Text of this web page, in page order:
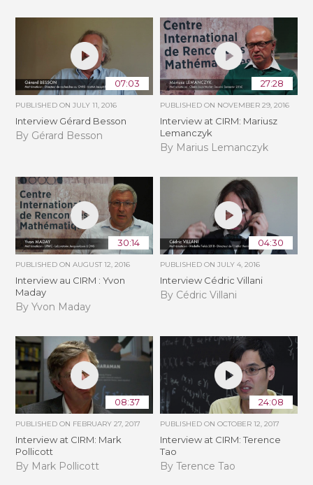
07:03
PUBLISHED ONJULY 11, 2016
Interview Gérard Besson
By Gérard Besson
27:28
PUBLISHED ON NOVEMBER 29, 2016
Interview at CIRM: Mariusz
Lemanczyk
By Marius Lemanczyk
30:14
PUBLISHED ONAUGUST 12, 2016
Interview au CIRM : Yvon
Maday
By Yvon Maday
04:30
PUBLISHED ON JULY 4, 2016
Interview Cédric Villani
By Cédric Villani
08:37
PUBLISHED ON FEBRUARY 27, 2017
Interview at CIRM: Mark
Pollicott
By Mark Pollicott
24:08
PUBLISHED ON OCTOBER 12, 2017
Interview at CIRM: Terence
Tao
By Terence Tao